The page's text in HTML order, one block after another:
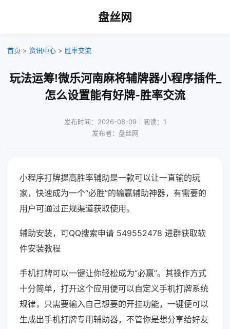
盘丝网
首页 > 资讯中心 > 胜率交流
玩法运筹!微乐河南麻将辅牌器小程序插件_
怎么设置能有好牌-胜率交流
发布时间：2026-08-09｜阅读：1
发布者：盘丝网
小程序打牌提高胜率辅助是一款可以让一直输的玩
家，快速成为一个“必胜”的输赢辅助神器，有需要的
用户可通过正规渠道获取使用。
辅助安装，可QQ搜索申请 549552478 进群获取软
件安装教程
手机打牌可以一键让你轻松成为“必赢”。其操作方式
十分简单，打开这个应用便可以自定义手机打牌系统
规律，只需要输入自己想要的开挂功能，一键便可以
生成出手机打牌专用辅助器，不管你是想分享给好友